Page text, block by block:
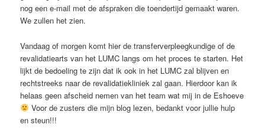
nog een e-mail met de afspraken die toendertijd gemaakt waren.
We zullen het zien.
Vandaag of morgen komt hier de transferverpleegkundige of de
revalidatiearts van het LUMC langs om het proces te starten. Het
lijkt de bedoeling te zijn dat ik ook in het LUMC zal blijven en
rechtstreeks naar de revalidatiekliniek zal gaan. Hierdoor kan ik
helaas geen afscheid nemen van het team wat mij in de Eshoeve
Voor de zusters die mijn blog lezen, bedankt voor jullie hulp
en steun!!!